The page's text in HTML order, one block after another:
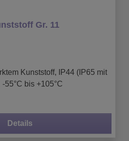
Gr. 11
Kunststoff, IP44 (IP65 mit
55°C bis +105°C
Details